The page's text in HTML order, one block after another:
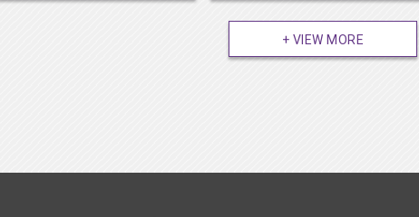
+ VIEW MORE